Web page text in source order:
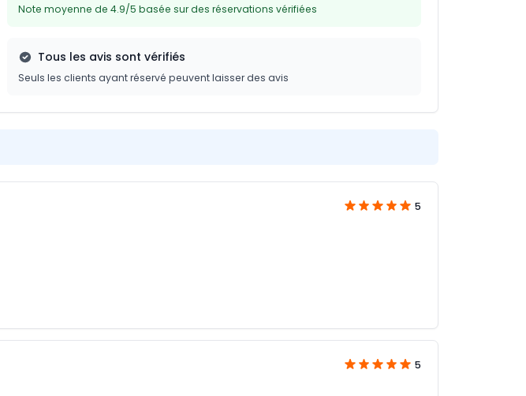
Note moyenne de 4.9/5 basée sur des réservations vérifiées
Tous les avis sont vérifiés
Seuls les clients ayant réservé peuvent laisser des avis
5
5